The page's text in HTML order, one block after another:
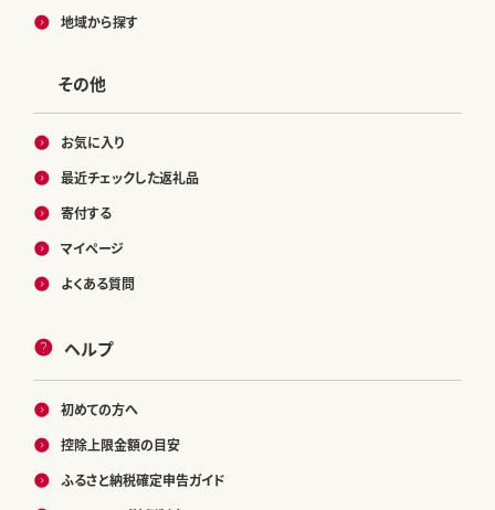
地域から探す
その他
お気に入り
最近チェックした返礼品
寄付する
マイページ
よくある質問
ヘルプ
初めての方へ
控除上限金額の目安
ふるさと納税確定申告ガイド